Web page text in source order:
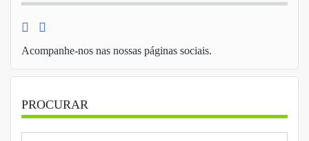
Acompanhe-nos nas nossas páginas sociais.
PROCURAR